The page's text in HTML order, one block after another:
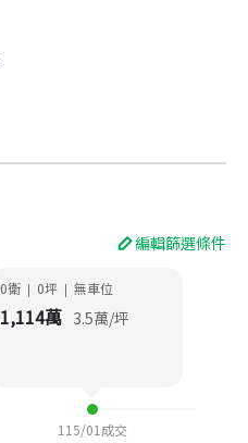
編輯篩選條件
0衛 | 0坪 | 無車位
1,114萬 3.5萬/坪
115/01 成交